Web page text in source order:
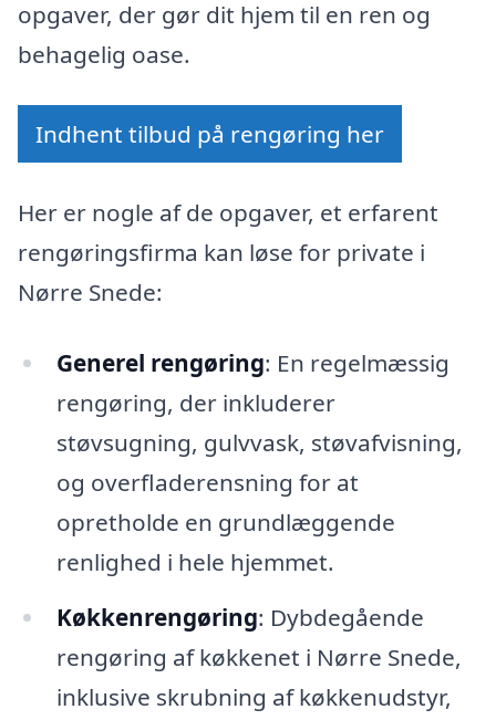
opgaver, der gør dit hjem til en ren og
behagelig oase.
Indhent tilbud på rengøring her
Her er nogle af de opgaver, et erfarent
rengøringsfirma kan løse for private i
Nørre Snede:
Generel rengøring: En regelmæssig
rengøring, der inkluderer
støvsugning, gulvvask, støvafvisning,
og overfladerensning for at
opretholde en grundlæggende
renlighed i hele hjemmet.
Køkkenrengøring: Dybdegående
rengøring af køkkenet i Nørre Snede,
inklusive skrubning af køkkenudstyr,